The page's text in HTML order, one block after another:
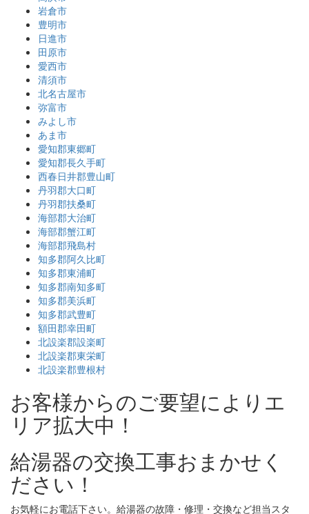
岩倉市
豊明市
日進市
田原市
愛西市
清須市
北名古屋市
弥富市
みよし市
あま市
愛知郡東郷町
愛知郡長久手町
西春日井郡豊山町
丹羽郡大口町
丹羽郡扶桑町
海部郡大治町
海部郡蟹江町
海部郡飛島村
知多郡阿久比町
知多郡東浦町
知多郡南知多町
知多郡美浜町
知多郡武豊町
額田郡幸田町
北設楽郡設楽町
北設楽郡東栄町
北設楽郡豊根村
お客様からのご要望によりエ
リア拡大中！
給湯器の交換工事おまかせく
ださい！
お気軽にお電話下さい。給湯器の故障・修理・交換など担当スタ